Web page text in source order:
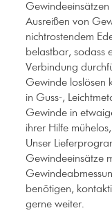
Ausreißen von
nichtrostendem
belastbar, sodass
Verbindung
Gewinde loslösen
in Guss-,
Gewinde in
ihrer Hilfe
Unser
Gewindeeinsätze
benötigen,
gerne weiter.